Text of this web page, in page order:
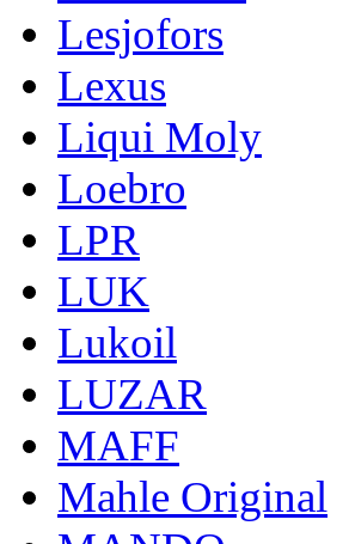
Lesjofors
Lexus
Liqui Moly
Loebro
LPR
LUK
Lukoil
LUZAR
MAFF
Mahle Original